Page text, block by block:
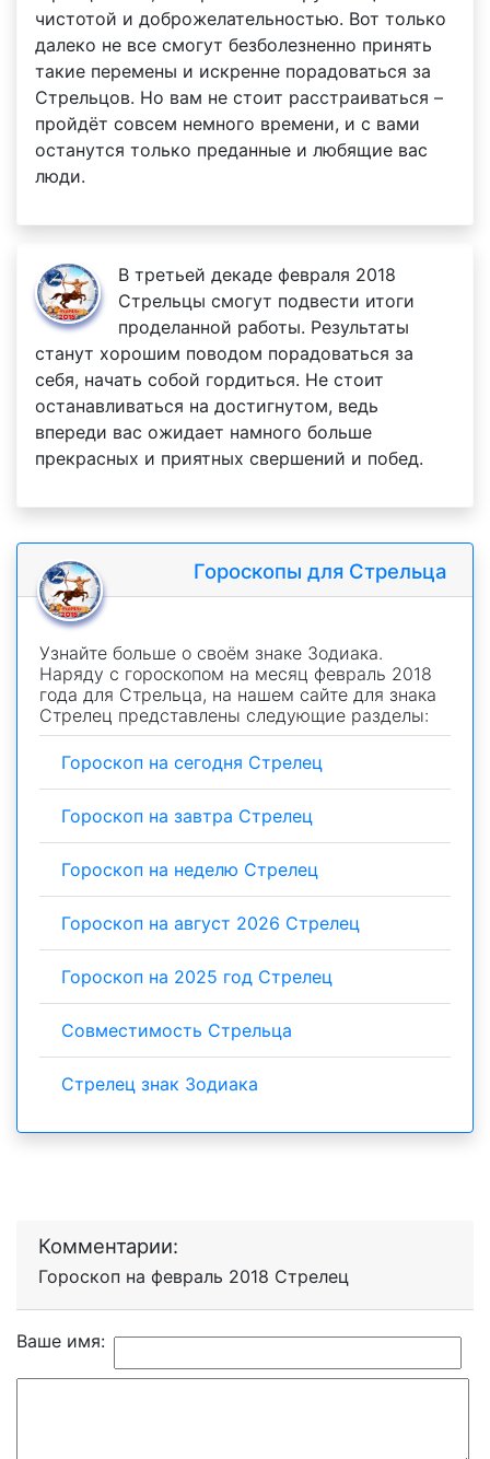
чистотой и доброжелательностью. Вот только
далеко не все смогут безболезненно принять
такие перемены и искренне порадоваться за
Стрельцов. Но вам не стоит расстраиваться –
пройдёт совсем немного времени, и с вами
останутся только преданные и любящие вас
люди.
В третьей декаде февраля 2018
Стрельцы смогут подвести итоги
проделанной работы. Результаты
станут хорошим поводом порадоваться за
себя, начать собой гордиться. Не стоит
останавливаться на достигнутом, ведь
впереди вас ожидает намного больше
прекрасных и приятных свершений и побед.
Гороскопы для Стрельца
Узнайте больше о своём знаке Зодиака.
Наряду с гороскопом на месяц февраль 2018
года для Стрельца, на нашем сайте для знака
Стрелец представлены следующие разделы:
Гороскоп на сегодня Стрелец
Гороскоп на завтра Стрелец
Гороскоп на неделю Стрелец
Гороскоп на август 2026 Стрелец
Гороскоп на 2025 год Стрелец
Совместимость Стрельца
Стрелец знак Зодиака
Комментарии:
Гороскоп на февраль 2018 Стрелец
Ваше имя: